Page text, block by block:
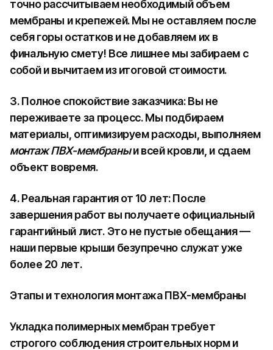
точно рассчитываем необходимый объем
мембраны и крепежей. Мы не оставляем после
себя горы остатков и не добавляем их в
финальную смету! Все лишнее мы забираем с
собой и вычитаем из итоговой стоимости.
3. Полное спокойствие заказчика: Вы не
переживаете за процесс. Мы подбираем
материалы, оптимизируем расходы, выполняем
монтаж ПВХ-мембраныи всей кровли, и сдаем
объект вовремя.
4. Реальная гарантия от 10 лет: После
завершения работ вы получаете официальный
гарантийный лист. Это не пустые обещания —
наши первые крыши безупречно служат уже
более 20 лет.
Этапы и технология монтажа ПВХ-мембраны
Укладка полимерных мембран требует
строгого соблюдения строительных норм и